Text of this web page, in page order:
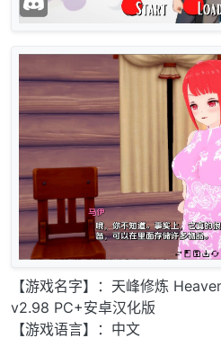
【游戏名字】：天峰修炼
v2.98 PC+安卓汉化版
【游戏语言】：中文